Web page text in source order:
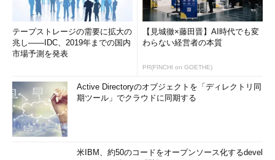
テープストレージの需要に拡大の
兆し――IDC、2019年までの国内
市場予測を発表
【見城徹×藤田晋】AI時代でも変
わらない経営者の本質
PR(FINCHI on GOETHE)
Active Directoryのオブジェクトを「ディレクトリ同
期ツール」でクラウドに同期する
米IBM、約50のコードをオープンソース化するdevel